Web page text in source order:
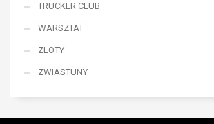
TRUCKER CLUB
WARSZTAT
ZLOTY
ZWIASTUNY